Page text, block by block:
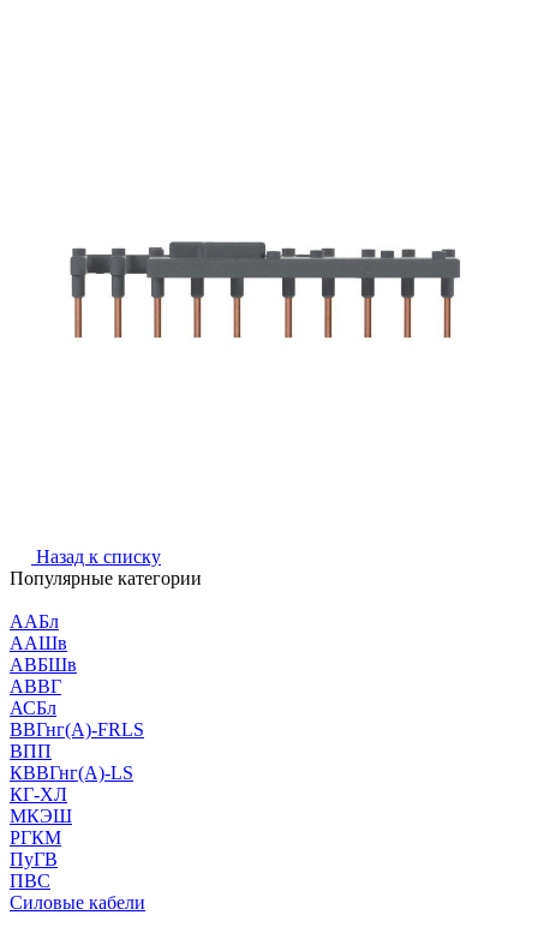
Назад к списку
Популярные категории
ААБл
ААШв
АВБШв
АВВГ
АСБл
ВВГнг(А)-FRLS
ВПП
КВВГнг(А)-LS
КГ-ХЛ
МКЭШ
РГКМ
ПуГВ
ПВС
Силовые кабели